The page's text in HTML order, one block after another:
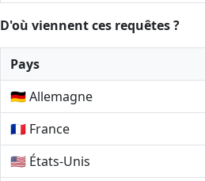
D'où viennent ces requêtes ?
Pays
🇩🇪 Allemagne
🇫🇷 France
🇺🇸 États-Unis